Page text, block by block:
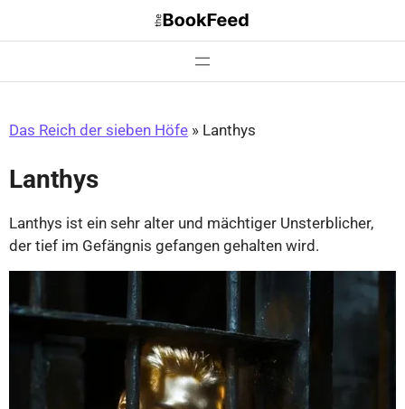
Das Reich der sieben Höfe » Lanthys
Lanthys
Lanthys ist ein sehr alter und mächtiger Unsterblicher,
der tief im Gefängnis gefangen gehalten wird.